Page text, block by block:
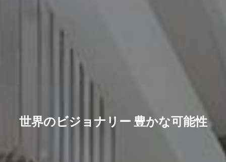
世界のビジョナリー 豊かな可能性
4000万平方メートル以上のホロー
コア実績をもち、
VCONは世界をリードする 建築資
材サプライヤーとしての地位を築
我々を建設業界のリーダーへと導
いてくださったお客様に対して、
高品質なサービスを提供すること